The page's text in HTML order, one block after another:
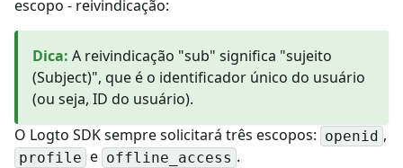
escopo - reivindicação:
Dica: A reivindicação "sub" significa "sujeito
(Subject)", que é o identificador único do usuário
(ou seja, ID do usuário).
O Logto SDK sempre solicitará três escopos: openid ,
profile e offline_access .